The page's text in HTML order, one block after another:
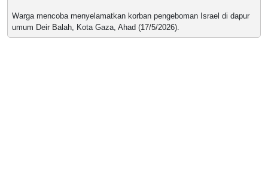
Warga mencoba menyelamatkan korban pengeboman Israel di dapur
umum Deir Balah, Kota Gaza, Ahad (17/5/2026).